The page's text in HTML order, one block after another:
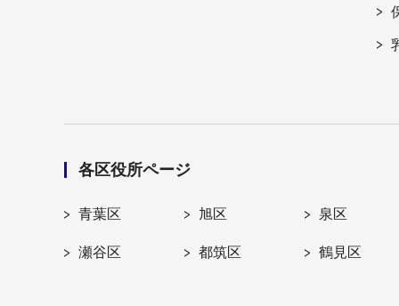
各区役所ページ
青葉区 旭区 泉区
瀬谷区 都筑区 鶴見区